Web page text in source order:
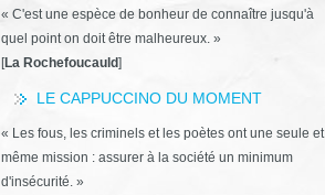
« C'est une espèce de bonheur de connaître jusqu'à
quel point on doit être malheureux. »
[La Rochefoucauld]
LE CAPPUCCINO DU MOMENT
« Les fous, les criminels et les poètes ont une seule et
même mission : assurer à la société un minimum
d'insécurité. »